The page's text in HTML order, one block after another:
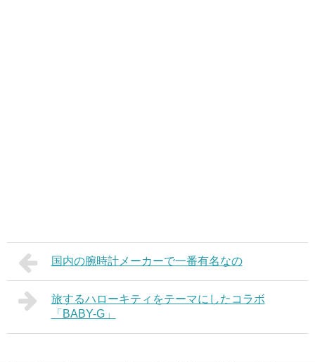
国内の腕時計メーカーで一番有名なの
旅するハローキティをテーマにしたコラボ
「BABY-G」